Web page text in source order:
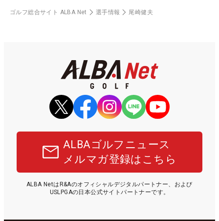
ゴルフ総合サイト ALBA Net 選手情報 尾崎健夫
ALBAゴルフニュース
メルマガ登録はこちら
ALBA NetはR&Aのオフィシャルデジタルパートナー、および
USLPGAの日本公式サイトパートナーです。